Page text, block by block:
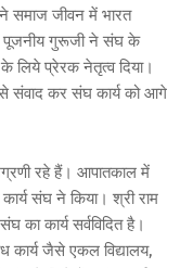
ने समाज जीवन में भारत
पूजनीय गुरूजी ने संघ के
लिये प्रेरक नेतृत्व दिया।
संवाद कर संघ कार्य को आगे
रहे हैं। आपातकाल में
संघ ने किया। श्री राम
कार्य सर्वविदित है।
कार्य जैसे एकल विद्यालय,